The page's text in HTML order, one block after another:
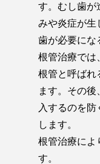
す。むし歯が
みや炎症が生
歯が必要にな
根管治療では
根管と呼ばれ
ます。その
入するのを
します。
根管治療によ
す。